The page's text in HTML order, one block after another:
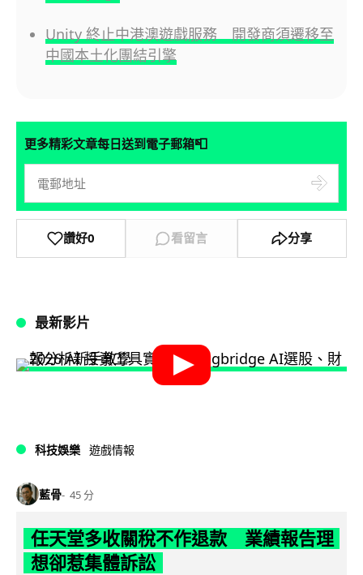
Unity 終止中港澳遊戲服務 開發商須遷移至
中國本土化團結引擎
更多精彩文章每日送到電子郵箱📮
讚好0 看留言 分享
最新影片
科技娛樂 遊戲情報
藍骨 45 分
任天堂多收關稅不作退款 業績報告理
想卻惹集體訴訟